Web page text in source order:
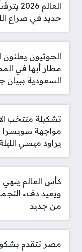
العالم
جديد في صراع
الحوثيون
مطار أبها في
السعودية ببيان
تشكيلة منتخب
مواجهة سويسرا
يراود ميسي الليلة
كأس العالم ينهي
ويعيد دفء
من جديد
مصر تتقدم